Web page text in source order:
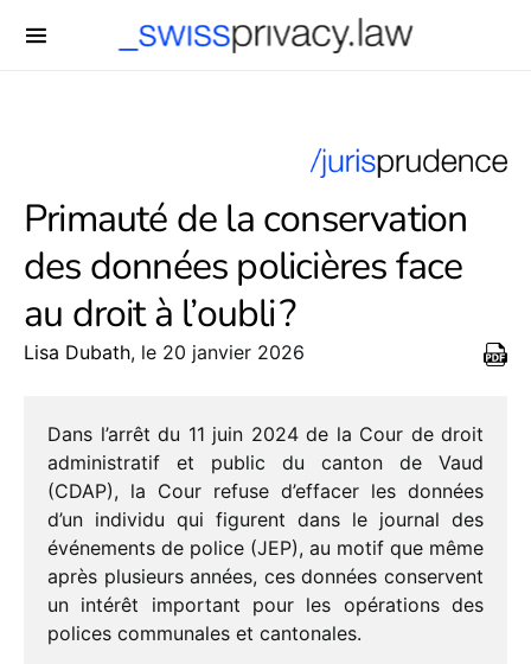
Primauté de la conservation
des données policières face
au droit à l’oubli ?
Lisa Dubath, le 20 janvier 2026
Dans l’arrêt du 11 juin 2024 de la Cour de droit
admi­nis­tra­tif et public du canton de Vaud
(CDAP), la Cour refuse d’effacer les données
d’un indi­vidu qui figurent dans le jour­nal des
événe­ments de police (JEP), au motif que même
après plusieurs années, ces données conservent
un inté­rêt impor­tant pour les opéra­tions des
polices commu­nales et cantonales.